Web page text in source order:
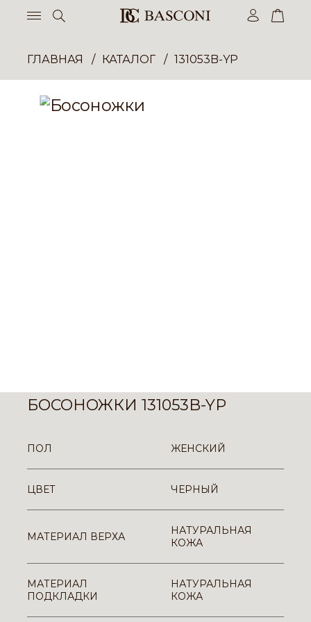
ГЛАВНАЯ КАТАЛОГ 131053B-YP
БОСОНОЖКИ 131053B-YP
ПОЛ ЖЕНСКИЙ
ЦВЕТ ЧЕРНЫЙ
МАТЕРИАЛ ВЕРХА
НАТУРАЛЬНАЯ
КОЖА
МАТЕРИАЛ
ПОДКЛАДКИ
НАТУРАЛЬНАЯ
КОЖА